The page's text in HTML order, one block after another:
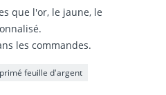
que l'or, le jaune, le
les commandes.
feuille d'argent